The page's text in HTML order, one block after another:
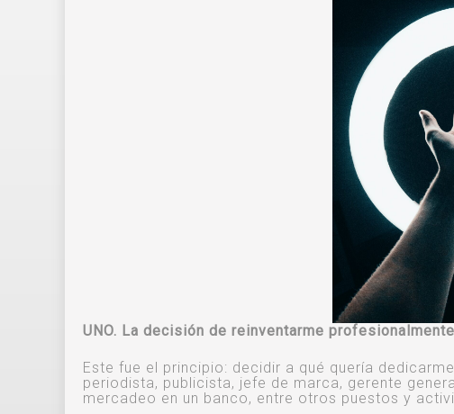
UNO. La decisión de reinventarme profesionalmente
Este fue el principio: decidir a qué quería
periodista, publicista, jefe de marca, gerente
mercadeo en un banco, entre otros puestos y